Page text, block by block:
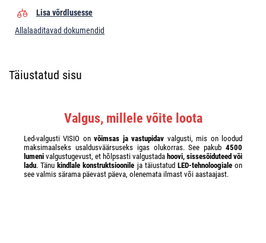
Lisa võrdlusesse
Allalaaditavad dokumendid
Täiustatud sisu
Valgus, millele võite loota
Led-valgusti VISIO onvõimsas ja vastupidav valgusti, mis on loodud
maksimaalseks usaldusväärsuseks igas olukorras. See pakub 4500
lumeni valgustugevust, et hõlpsasti valgustada hoovi, sissesõiduteed või
ladu. Tänu kindlale konstruktsioonile ja täiustatud LED-tehnoloogialeon
see valmis särama päevast päeva, olenemata ilmast või aastaajast.